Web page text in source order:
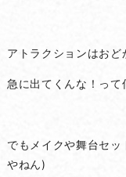
アトラクションはおど
急に出てくんな！って
でもメイクや舞台セ
やねん)